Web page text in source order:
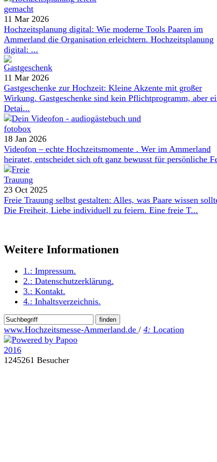
11 Mar 2026
Hochzeitsplanung digital: Wie moderne Tools Paaren im
Ammerland die Organisation erleichtern. Hochzeitsplanung
digital: ...
11 Mar 2026
Gastgeschenke zur Hochzeit: Kleine Akzente mit großer
Wirkung. Gastgeschenke sind kein Pflichtprogramm, aber
Detai...
18 Jan 2026
Videofon – echte Hochzeitsmomente . Wer im Ammerland
heiratet, entscheidet sich oft ganz bewusst für persönliche
23 Oct 2025
Freie Trauung selbst gestalten: Alles, was Paare wissen
Die Freiheit, Liebe individuell zu feiern. Eine freie T...
Weitere Informationen
1.: Impressum.
2.: Datenschutzerklärung.
3.: Kontakt.
4.: Inhaltsverzeichnis.
www.Hochzeitsmesse-Ammerland.de / 4: Location
1245261 Besucher